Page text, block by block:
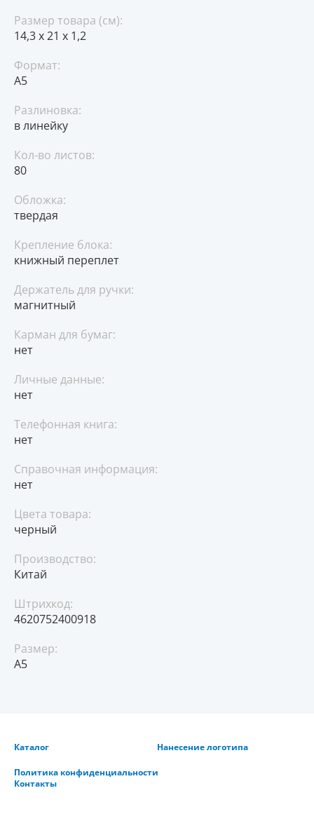
Размер товара (см):
14,3 х 21 х 1,2
Формат:
A5
Разлиновка:
в линейку
Кол-во листов:
80
Обложка:
твердая
Крепление блока:
книжный переплет
Держатель для ручки:
магнитный
Карман для бумаг:
нет
Личные данные:
нет
Телефонная книга:
нет
Справочная информация:
нет
Цвета товара:
черный
Производство:
Китай
Штрихкод:
4620752400918
Размер:
A5
Каталог Нанесение логотипа
Политика конфиденциальности
Контакты